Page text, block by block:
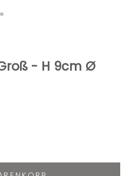
zu Element 1
Gehe zu Element 2
- H 9cm Ø